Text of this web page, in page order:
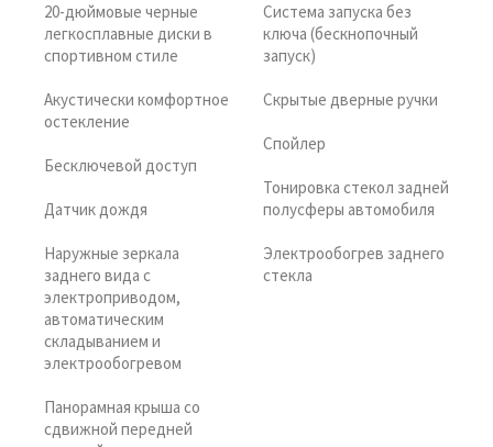
20-дюймовые черные
легкосплавные диски в
спортивном стиле
Акустически комфортное
остекление
Бесключевой доступ
Датчик дождя
Наружные зеркала
заднего вида с
электроприводом,
автоматическим
складыванием и
электрообогревом
Панорамная крыша со
сдвижной передней
Система запуска без
ключа (бескнопочный
запуск)
Скрытые дверные ручки
Спойлер
Тонировка стекол задней
полусферы автомобиля
Электрообогрев заднего
стекла